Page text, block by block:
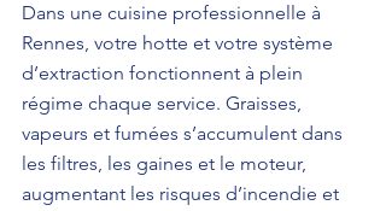
Dans une cuisine professionnelle à
Rennes, votre hotte et votre système
d’extraction fonctionnent à plein
régime chaque service. Graisses,
vapeurs et fumées s’accumulent dans
les filtres, les gaines et le moteur,
augmentant les risques d’incendie et